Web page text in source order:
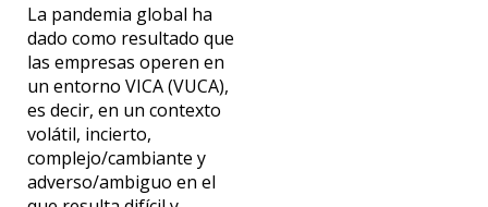
La pandemia global ha
dado como resultado que
las empresas operen en
un entorno VICA (VUCA),
es decir, en un contexto
volátil, incierto,
complejo/cambiante y
adverso/ambiguo en el